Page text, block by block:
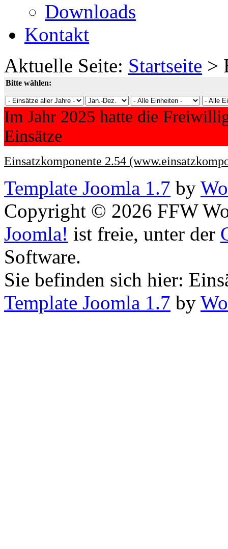
Downloads
Kontakt
Aktuelle Seite: Startseite >
Bitte wählen:
Im Jahr 2025 hatte die
Einsätze
Einsatzkomponente 2.54
Template Joomla 1.7 by
Copyright © 2026 FFW
Joomla! ist freie, unter der
Software.
Sie befinden sich hier:
Template Joomla 1.7 by